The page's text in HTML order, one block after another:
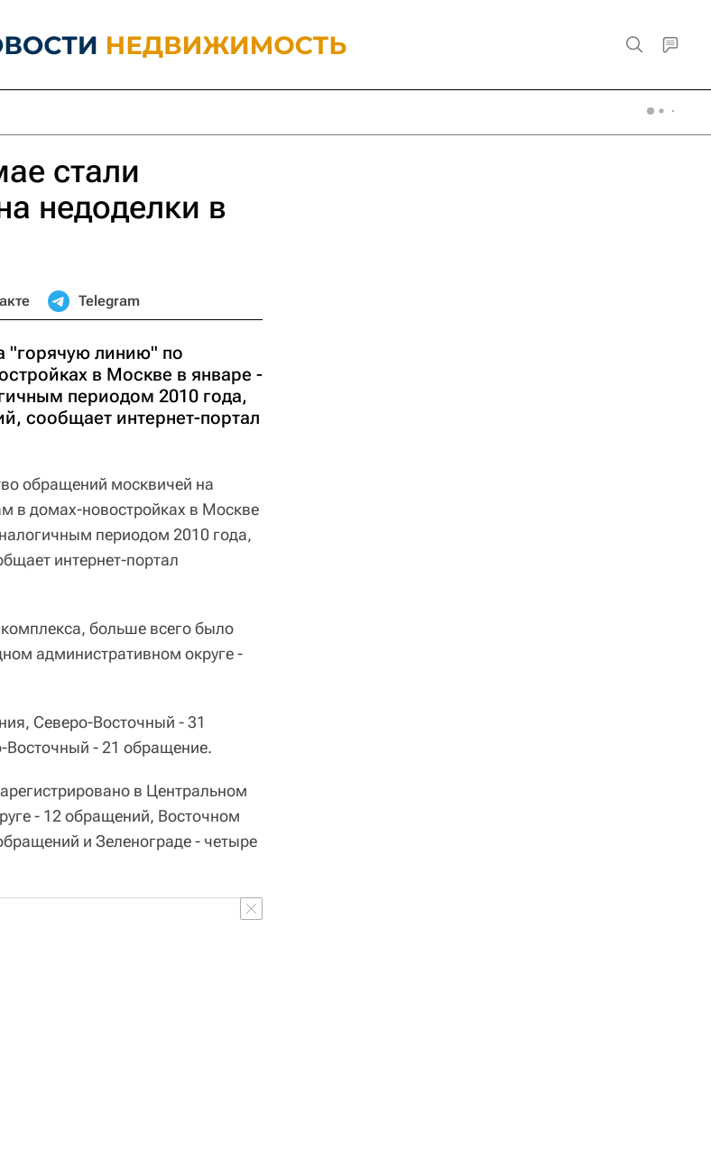
стали
недоделки в
Telegram
"горячую линию" по
в Москве в январе -
периодом 2010 года,
сообщает интернет-портал
обращений москвичей на
в домах-новостройках в Москве
периодом 2010 года,
интернет-портал
больше всего было
административном округе -
Северо-Восточный - 31
- 21 обращение.
в Центральном
- 12 обращений, Восточном
и Зеленограде - четыре